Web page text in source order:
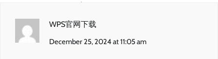
WPS官网下载
December 25, 2024 at 11:05 am